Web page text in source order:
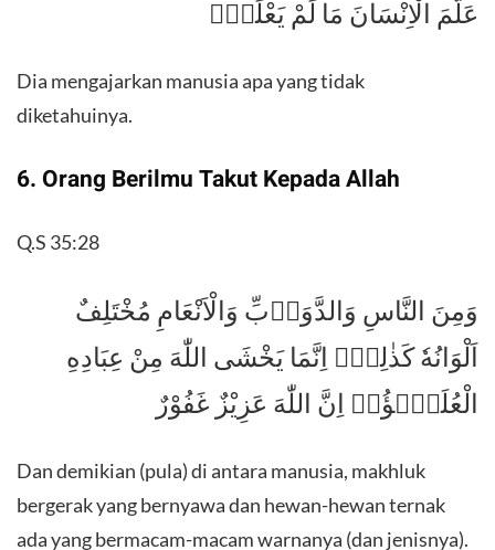
عَلَّمَ الْاِنْسَانَ مَا لَمْ يَعْلَمْۗ
Dia mengajarkan manusia apa yang tidak
diketahuinya.
6. Orang Berilmu Takut Kepada Allah
Q.S 35:28
وَمِنَ النَّاسِ وَالدَّوَاۤبِّ وَالْاَنْعَامِ مُخْتَلِفٌ
اَلْوَانُهٗ كَذٰلِكَۗ اِنَّمَا يَخْشَى اللّٰهَ مِنْ عِبَادِهِ
الْعُلَمٰۤؤُاۗ اِنَّ اللّٰهَ عَزِيْزٌ غَفُوْرٌ
Dan demikian (pula) di antara manusia, makhluk
bergerak yang bernyawa dan hewan-hewan ternak
ada yang bermacam-macam warnanya (dan jenisnya).